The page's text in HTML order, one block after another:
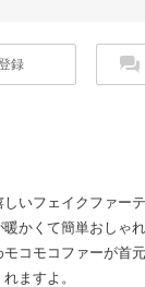
録
いフェイクファーテ
かくて簡単おしゃれ
コモコファーが首
ますよ。